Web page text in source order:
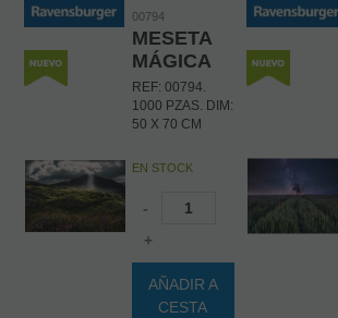
00794
MESETA
MÁGICA
REF: 00794.
1000 PZAS. DIM:
50 X 70 CM
EN STOCK
-
+
AÑADIR A
CESTA